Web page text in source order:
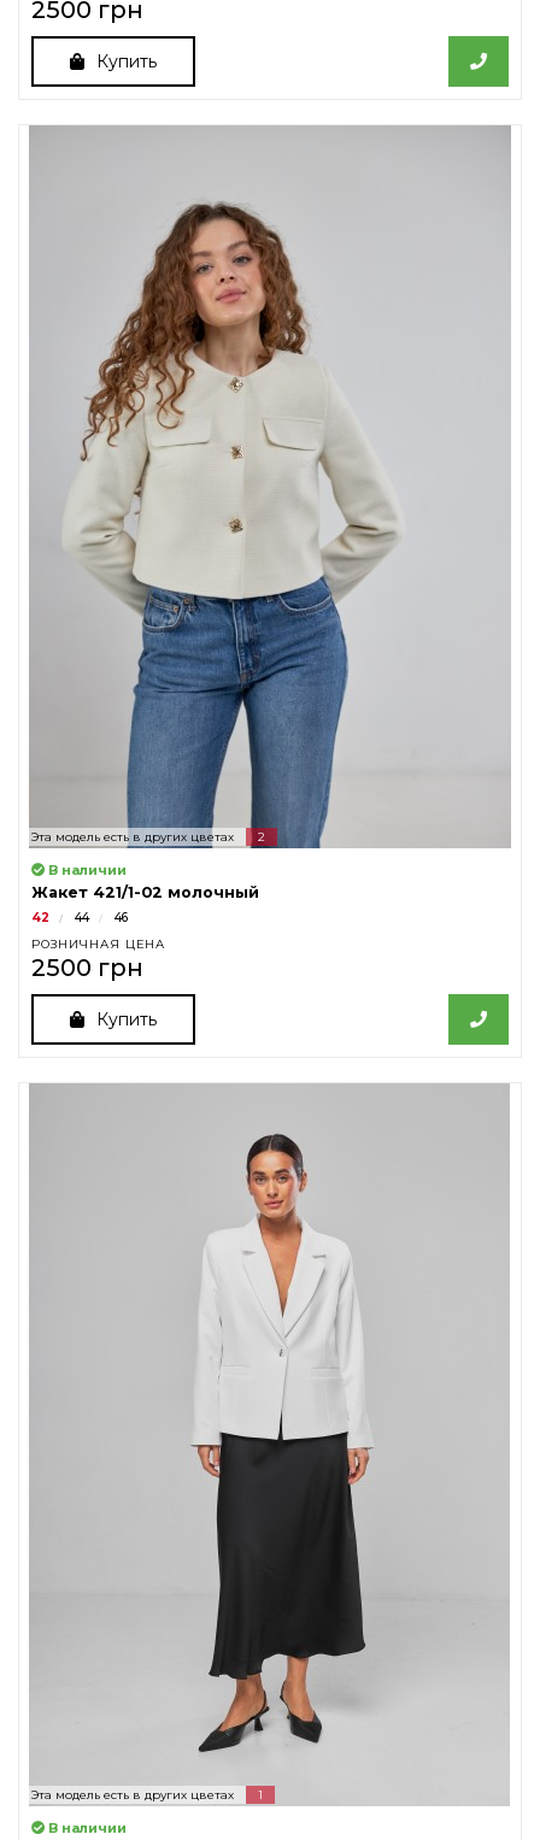
2500 грн
Купить
Эта модель есть в других цветах 2
В наличии
Жакет 421/1-02 молочный
42 44 46
РОЗНИЧНАЯ ЦЕНА
2500 грн
Купить
Эта модель есть в других цветах 1
В наличии